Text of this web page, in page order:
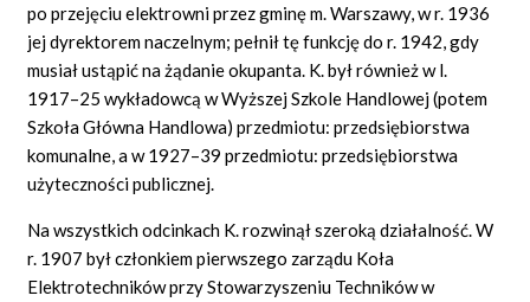
po przejęciu elektrowni przez gminę m. Warszawy, w r. 1936
jej dyrektorem naczelnym; pełnił tę funkcję do r. 1942, gdy
musiał ustąpić na żądanie okupanta. K. był również w l.
1917–25 wykładowcą w Wyższej Szkole Handlowej (potem
Szkoła Główna Handlowa) przedmiotu: przedsiębiorstwa
komunalne, a w 1927–39 przedmiotu: przedsiębiorstwa
użyteczności publicznej.
Na wszystkich odcinkach K. rozwinął szeroką działalność. W
r. 1907 był członkiem pierwszego zarządu Koła
Elektrotechników przy Stowarzyszeniu Techników w